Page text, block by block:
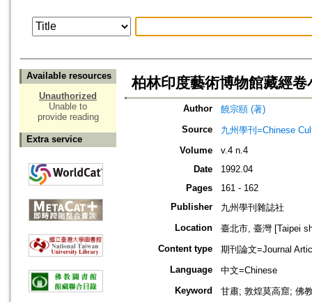
Available resources
Unauthorized
Unable to
provide reading
Extra service
柏林印度藝術博物館藏經卷
Author
饒宗頤 (著)
Source
九州學刊=Chinese
Volume
v.4 n.4
Date
1992.04
Pages
161 - 162
Publisher
九州學刊雜誌社
Location
臺北市, 臺灣 [Taipei
Content type
期刊論文=Journal
Language
中文=Chinese
Keyword
甘肅; 敦煌莫高窟; 佛